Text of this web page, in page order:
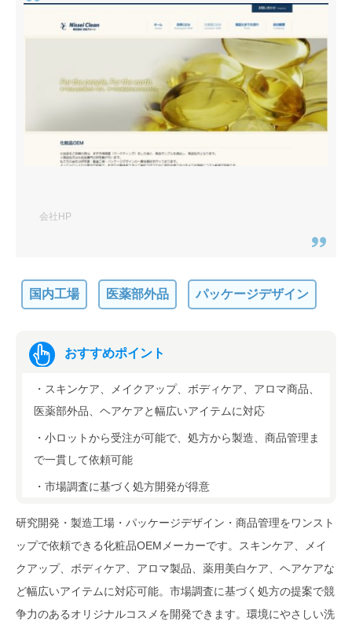
会社HP
国内工場 医薬部外品 パッケージデザイン
おすすめポイント
・スキンケア、メイクアップ、ボディケア、アロマ商品、
医薬部外品、ヘアケアと幅広いアイテムに対応
・小ロットから受注が可能で、処方から製造、商品管理ま
で一貫して依頼可能
・市場調査に基づく処方開発が得意
研究開発・製造工場・パッケージデザイン・商品管理をワンスト
ップで依頼できる化粧品OEMメーカーです。スキンケア、メイ
クアップ、ボディケア、アロマ製品、薬用美白ケア、ヘアケアな
ど幅広いアイテムに対応可能。市場調査に基づく処方の提案で競
争力のあるオリジナルコスメを開発できます。環境にやさしい洗